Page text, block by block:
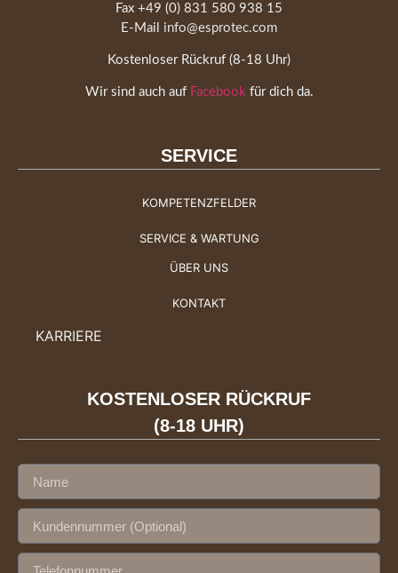
Fax +49 (0) 831 580 938 15
E-Mail
info@esprotec.com
Kostenloser Rückruf (8-18 Uhr)
Wir sind auch auf Facebookfür dich da.
SERVICE
KOMPETENZFELDER
SERVICE & WARTUNG
ÜBER UNS
KONTAKT
KARRIERE
KOSTENLOSER RÜCKRUF
(8-18 UHR)